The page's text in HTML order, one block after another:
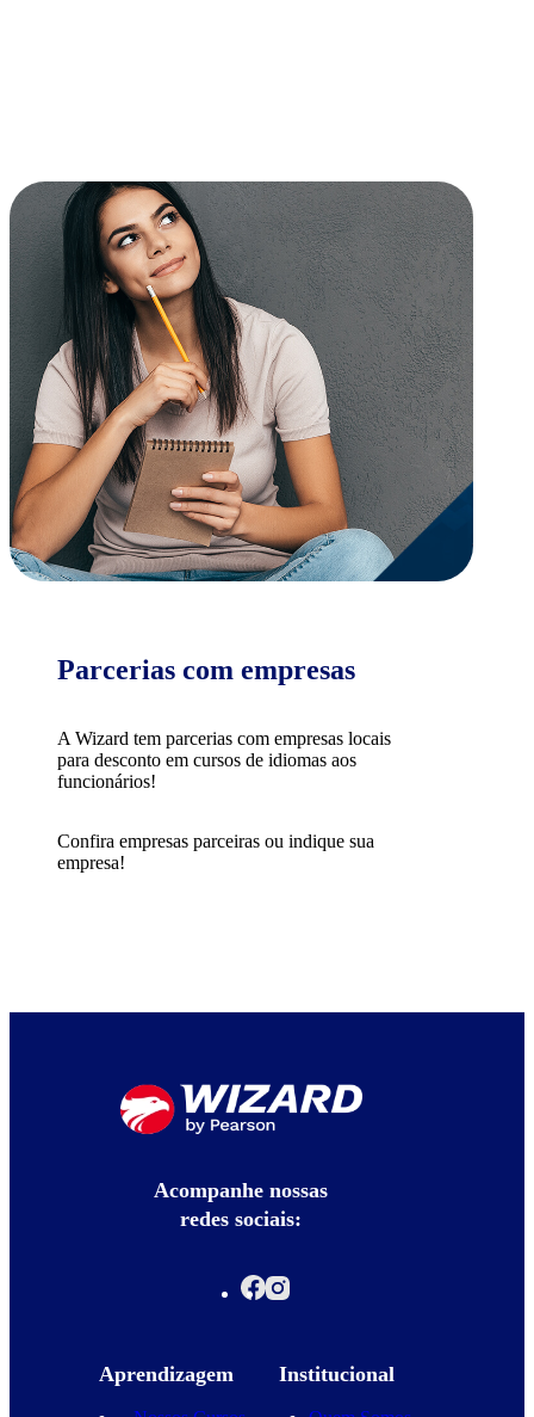
Parcerias com empresas
A Wizard tem parcerias com empresas locais
para desconto em cursos de idiomas aos
funcionários!
Confira empresas parceiras ou indique sua
empresa!
Acompanhe nossas
redes sociais:
Aprendizagem Institucional